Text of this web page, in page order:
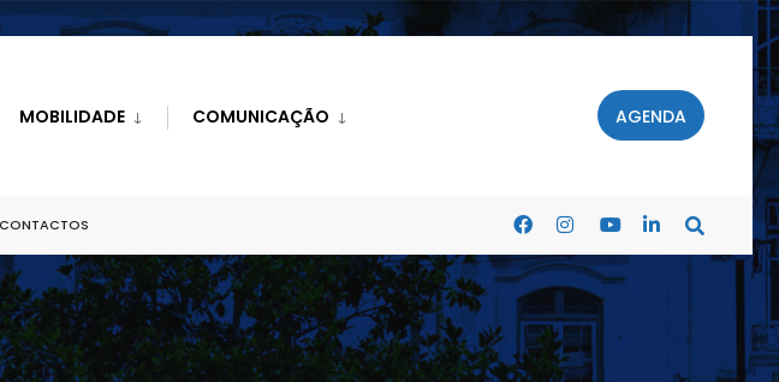
MOBILIDADE COMUNICAÇÃO AGENDA
CONTACTOS